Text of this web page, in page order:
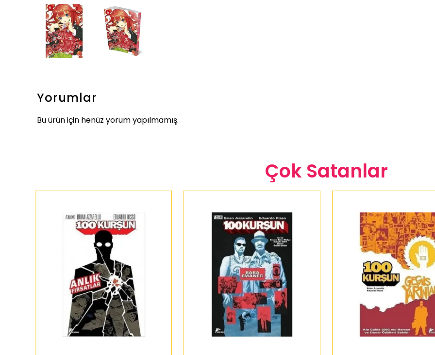
Yorumlar
Bu ürün için henüz yorum yapılmamış.
Çok Satanlar